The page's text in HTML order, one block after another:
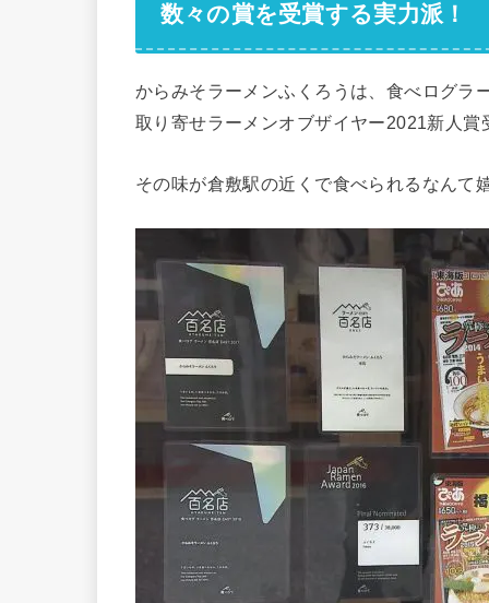
数々の賞を受賞する実力派！
からみそラーメンふくろうは、食べログラ
取り寄せラーメンオブザイヤー2021新人
その味が倉敷駅の近くで食べられるなんて